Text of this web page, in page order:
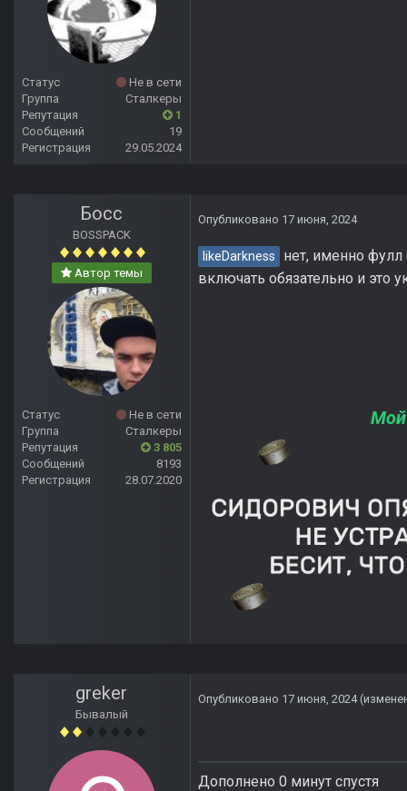
Статус
Не в сети
Группа
Сталкеры
Репутация
1
Сообщений
19
Регистрация
29.05.2024
Босс
BOSSPACK
Автор темы
Статус
Не в сети
Группа
Сталкеры
Репутация
3 805
Сообщений
8193
Регистрация
28.07.2020
Опубликовано 17 июня, 2024
likeDarkness
нет, именно
включать обязательно и это
greker
Бывалый
Опубликовано 17 июня, 2024
Дополнено 0 минут спустя